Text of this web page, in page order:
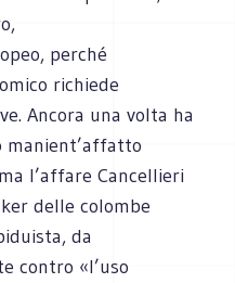
perché
richiede
Ancora una volta ha
manient’affatto
l’affare Cancellieri
delle colombe
da
contro «l’uso